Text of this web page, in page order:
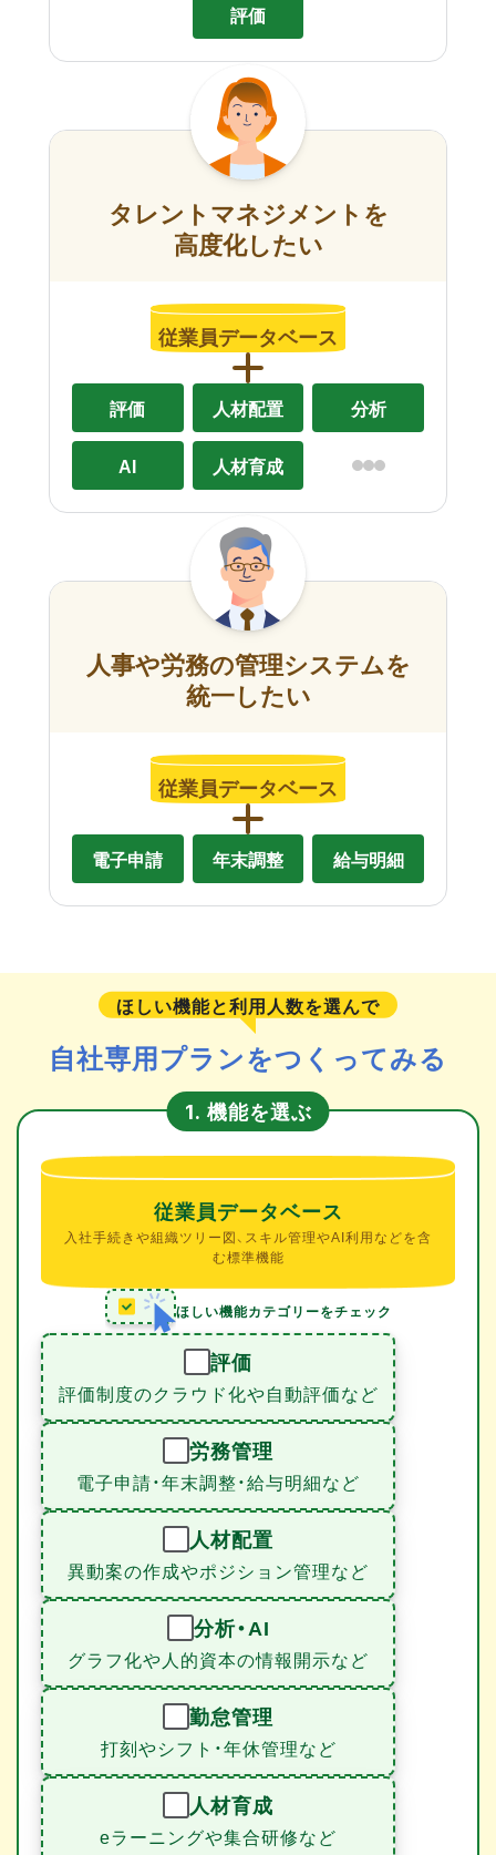
評価
タレントマネジメントを
高度化したい
従業員データベース
評価 人材配置 分析
AI 人材育成
人事や労務の管理システムを
統一したい
従業員データベース
電子申請 年末調整 給与明細
ほしい機能と利用人数を選んで
自社専用プランをつくってみる
1. 機能を選ぶ
従業員データベース
入社手続きや組織ツリー図、スキル管理やAI利用などを含
む標準機能
ほしい機能カテゴリーをチェック
評価
評価制度のクラウド化や自動評価など
労務管理
電子申請・年末調整・給与明細など
人材配置
異動案の作成やポジション管理など
分析・AI
グラフ化や人的資本の情報開示など
勤怠管理
打刻やシフト・年休管理など
人材育成
eラーニングや集合研修など